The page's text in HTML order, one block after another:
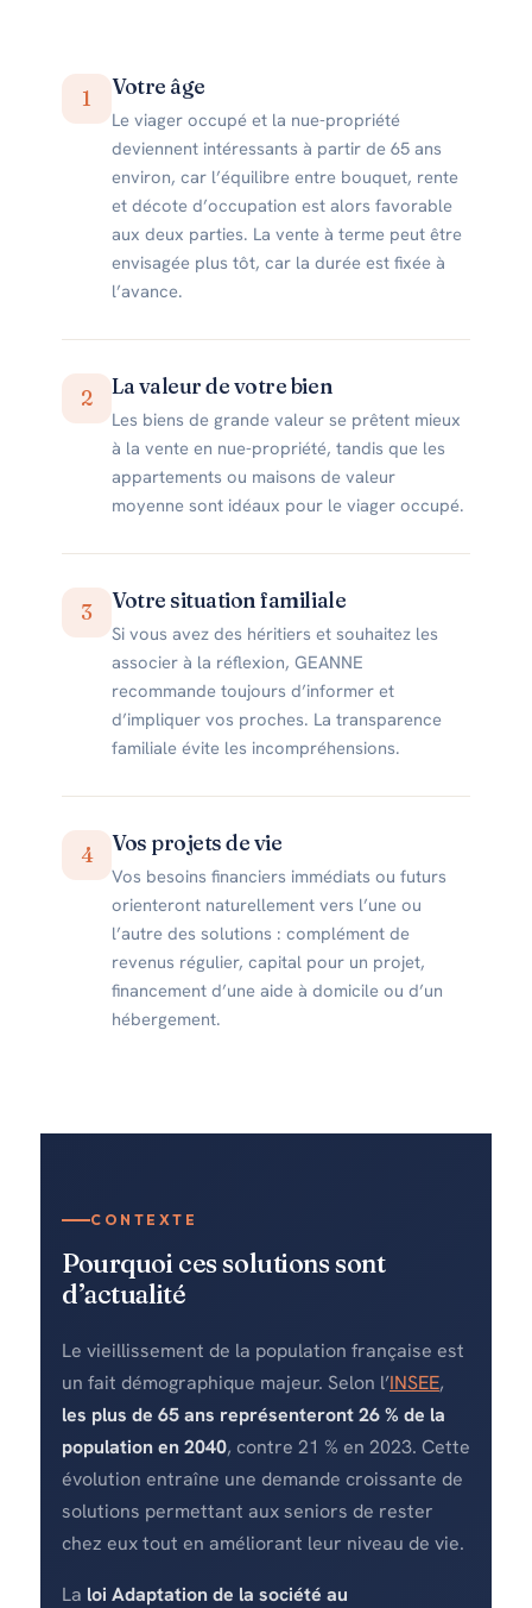
1 Votre âge
Le viager occupé et la nue-propriété
deviennent intéressants à partir de 65 ans
environ, car l’équilibre entre bouquet, rente
et décote d’occupation est alors favorable
aux deux parties. La vente à terme peut être
envisagée plus tôt, car la durée est fixée à
l’avance.
2 La valeur de votre bien
Les biens de grande valeur se prêtent mieux
à la vente en nue-propriété, tandis que les
appartements ou maisons de valeur
moyenne sont idéaux pour le viager occupé.
3 Votre situation familiale
Si vous avez des héritiers et souhaitez les
associer à la réflexion, GEANNE
recommande toujours d’informer et
d’impliquer vos proches. La transparence
familiale évite les incompréhensions.
4 Vos projets de vie
Vos besoins financiers immédiats ou futurs
orienteront naturellement vers l’une ou
l’autre des solutions : complément de
revenus régulier, capital pour un projet,
financement d’une aide à domicile ou d’un
hébergement.
CONTEXTE
Pourquoi ces solutions sont
d’actualité
Le vieillissement de la population française est
un fait démographique majeur. Selon l’INSEE,
les plus de 65 ans représenteront 26 % de la
population en 2040, contre 21 % en 2023. Cette
évolution entraîne une demande croissante de
solutions permettant aux seniors de rester
chez eux tout en améliorant leur niveau de vie.
La loi Adaptation de la société au